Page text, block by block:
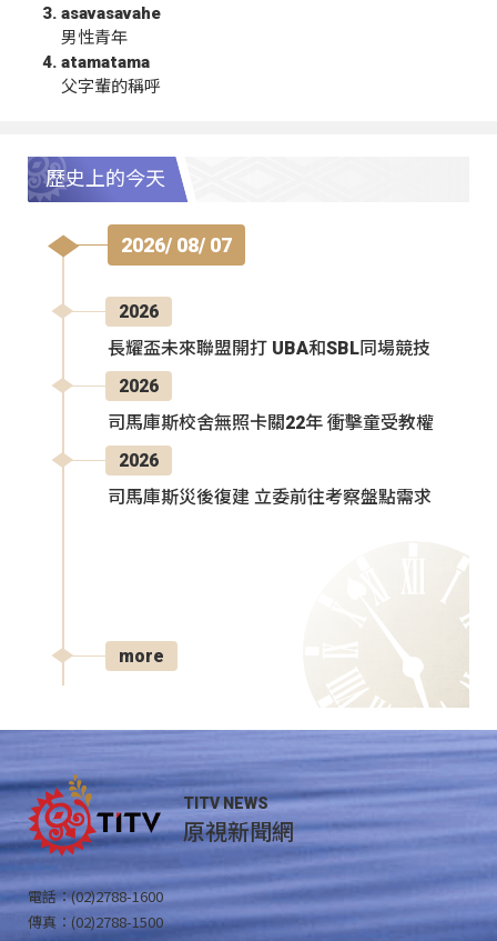
asavasavahe
男性青年
atamatama
父字輩的稱呼
歷史上的今天
2026/ 08/ 07
2026
長耀盃未來聯盟開打 UBA和SBL同場競技
2026
司馬庫斯校舍無照卡關22年 衝擊童受教權
2026
司馬庫斯災後復建 立委前往考察盤點需求
more
TITV NEWS
原視新聞網
電話：(02)2788-1600
傳真：(02)2788-1500